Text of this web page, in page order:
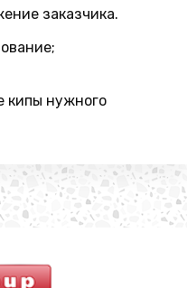
заказчика.
кипы нужного